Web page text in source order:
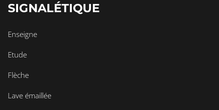
SIGNALÉTIQUE
Enseigne
Etude
Flèche
Lave émaillée